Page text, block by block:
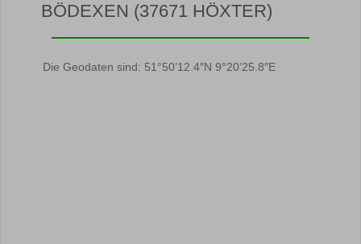
BÖDEXEN (37671 HÖXTER)
Die Geodaten sind: 51°50’12.4″N 9°20’25.8″E